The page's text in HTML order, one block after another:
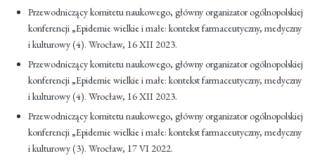
Przewodniczący komitetu naukowego, główny organizator ogólnopolskiej
konferencji „Epidemie wielkie i małe: kontekst farmaceutyczny, medyczny
i kulturowy (4). Wrocław, 16 XII 2023.
Przewodniczący komitetu naukowego, główny organizator ogólnopolskiej
konferencji „Epidemie wielkie i małe: kontekst farmaceutyczny, medyczny
i kulturowy (4). Wrocław, 16 XII 2023.
Przewodniczący komitetu naukowego, główny organizator ogólnopolskiej
konferencji „Epidemie wielkie i małe: kontekst farmaceutyczny, medyczny
i kulturowy (3). Wrocław, 17 VI 2022.